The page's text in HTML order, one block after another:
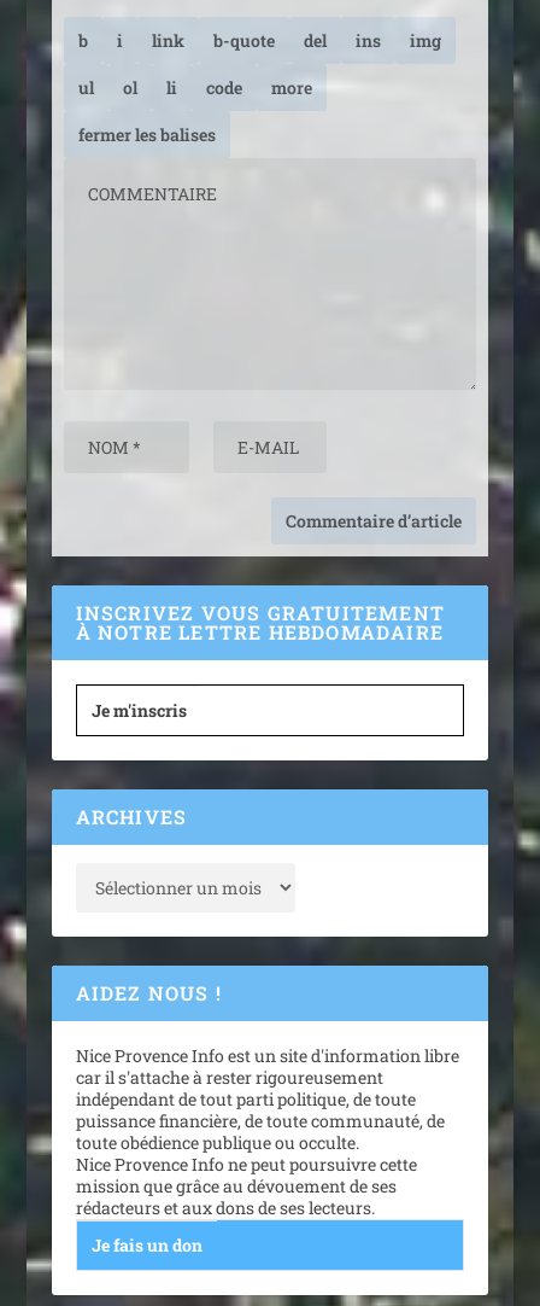
INSCRIVEZ VOUS GRATUITEMENT
À NOTRE LETTRE HEBDOMADAIRE
Je m'inscris
ARCHIVES
AIDEZ NOUS !
Nice Provence Info est un site d'information libre
car il s'attache à rester rigoureusement
indépendant de tout parti politique, de toute
puissance financière, de toute communauté, de
toute obédience publique ou occulte.
Nice Provence Info ne peut poursuivre cette
mission que grâce au dévouement de ses
rédacteurs et aux dons de ses lecteurs.
Je fais un don